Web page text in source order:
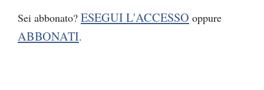
Sei abbonato? ESEGUI L'ACCESSO oppure
ABBONATI.